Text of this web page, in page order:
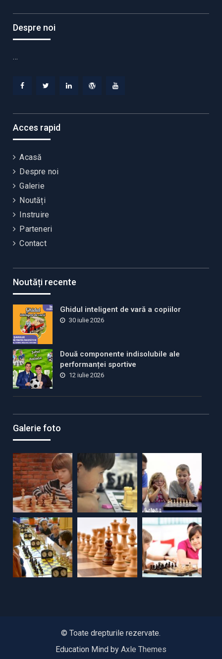
Despre noi
…
Acces rapid
Acasă
Despre noi
Galerie
Noutăți
Instruire
Parteneri
Contact
Noutăți recente
Ghidul inteligent de vară a copiilor
30 iulie 2026
Două componente indisolubile ale
performanței sportive
12 iulie 2026
Galerie foto
© Toate drepturile rezervate.
Education Mind by Axle Themes